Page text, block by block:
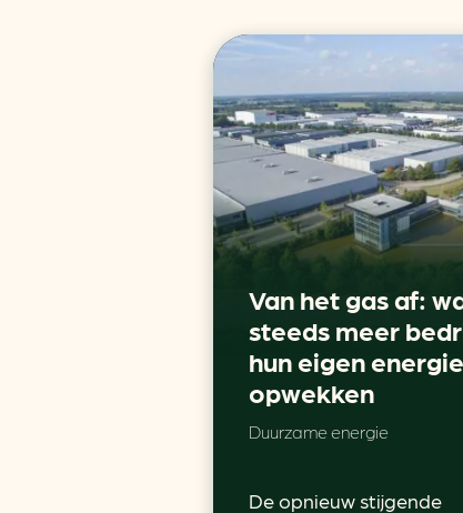
Van het gas af:
steeds meer
hun eigen energie
opwekken
Duurzame energie
De opnieuw stijgende